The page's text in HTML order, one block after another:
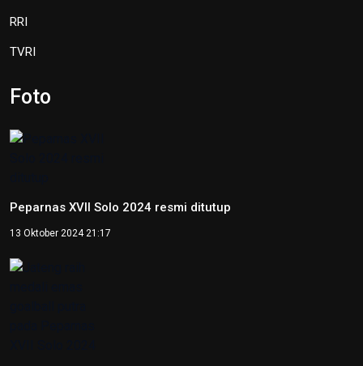
RRI
TVRI
Foto
Peparnas XVII Solo 2024 resmi ditutup
13 Oktober 2024 21:17